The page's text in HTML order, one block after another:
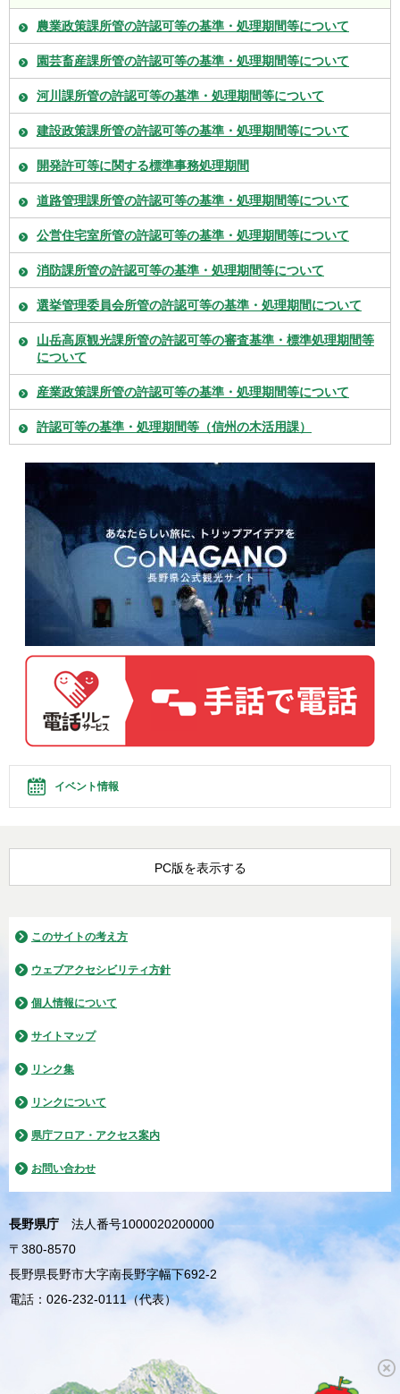
農業政策課所管の許認可等の基準・処理期間等について
園芸畜産課所管の許認可等の基準・処理期間等について
河川課所管の許認可等の基準・処理期間等について
建設政策課所管の許認可等の基準・処理期間等について
開発許可等に関する標準事務処理期間
道路管理課所管の許認可等の基準・処理期間等について
公営住宅室所管の許認可等の基準・処理期間等について
消防課所管の許認可等の基準・処理期間等について
選挙管理委員会所管の許認可等の基準・処理期間について
山岳高原観光課所管の許認可等の審査基準・標準処理期間等
について
産業政策課所管の許認可等の基準・処理期間等について
許認可等の基準・処理期間等（信州の木活用課）
イベント情報
PC版を表示する
このサイトの考え方
ウェブアクセシビリティ方針
個人情報について
サイトマップ
リンク集
リンクについて
県庁フロア・アクセス案内
お問い合わせ
長野県庁
法人番号1000020200000
〒380-8570
長野県長野市大字南長野字幅下692-2
電話：026-232-0111（代表）